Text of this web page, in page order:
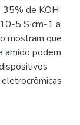
35% de KOH
5 S∙cm-1 a
mostram que
amido podem